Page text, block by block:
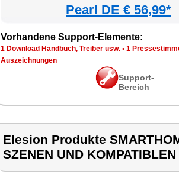
Pearl DE € 56,99*
Vorhandene Support-Elemente:
1 Download Handbuch, Treiber usw. • 1
Auszeichnungen
Support-
Bereich
Elesion Produkte
SZENEN UND